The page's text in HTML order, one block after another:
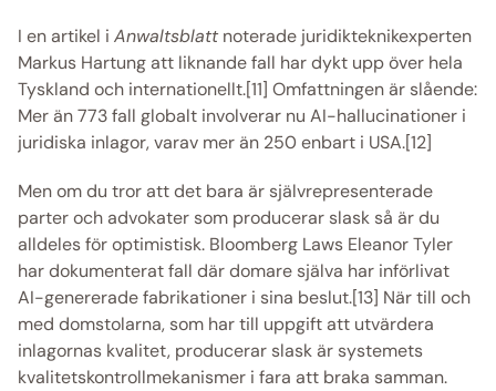
I en artikel i Anwaltsblatt noterade juridikteknikexperten
Markus Hartung att liknande fall har dykt upp över hela
Tyskland och internationellt.[11] Omfattningen är slående:
Mer än 773 fall globalt involverar nu AI-hallucinationer i
juridiska inlagor, varav mer än 250 enbart i USA.[12]
Men om du tror att det bara är självrepresenterade
parter och advokater som producerar slask så är du
alldeles för optimistisk. Bloomberg Laws Eleanor Tyler
har dokumenterat fall där domare själva har införlivat
AI-genererade fabrikationer i sina beslut.[13] När till och
med domstolarna, som har till uppgift att utvärdera
inlagornas kvalitet, producerar slask är systemets
kvalitetskontrollmekanismer i fara att braka samman.